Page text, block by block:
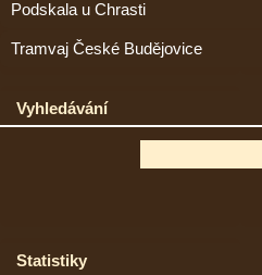
Podskala u Chrasti
Tramvaj České Budějovice
Vyhledávání
Statistiky